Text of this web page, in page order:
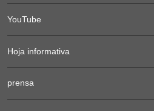
YouTube
Hoja informativa
prensa